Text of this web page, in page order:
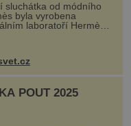
sluchátka od módního
byla vyrobena
laboratoří Hermès
POUŤ 2025